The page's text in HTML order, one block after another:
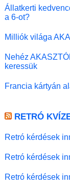
Állatkerti
a 6-ot?
Milliók világa
Nehéz
keressük
Francia kártyán
RETRÓ
Retró kérdések
Retró kérdések
Retró kérdések